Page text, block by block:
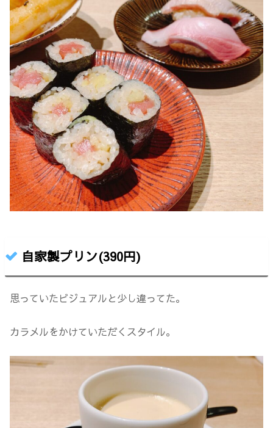
自家製プリン(390円)
思っていたビジュアルと少し違ってた。
カラメルをかけていただくスタイル。